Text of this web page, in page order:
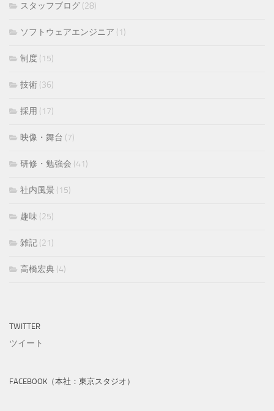
スタッフブログ (28)
ソフトウェアエンジニア (1)
制度 (15)
技術 (36)
採用 (17)
映像・舞台 (7)
研修・勉強会 (41)
社内風景 (15)
趣味 (25)
雑記 (21)
高橋宏典 (4)
TWITTER
ツイート
FACEBOOK（本社：東京スタジオ）